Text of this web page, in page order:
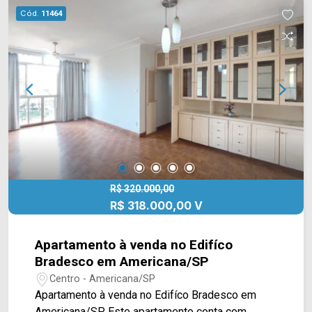
momentos de lazer e convivência. > 02 quartos,
sendo 01 suíte; > 02 banheiros, sendo 01 social;
> 01 vaga de garagem. *Aceita financiamento.
Localizado no bairro Balneário Salto Grande, este
condomínio está próximo à Av. Heitor Siqueira,
Av. José Cordenonsi e com fácil acesso à Rod.
Anhanguera, facilitando a mobilidade, inclusive
para a cidade de Nova Odessa. A região conta
com conveniências como aeroporto, a Padaria
Mombuca e a Pizzaria Di Madri, proporcionando
praticidade no dia a dia. Entre em contato com a
equipe da Arbix Imóveis e agende a sua visita!!
WhatsApp e Telefone: (19) 3475-4546 ARBIX
Cód. 11464
R$ 320.000,00
R$ 318.000,00 V
Apartamento à venda no Edifíco
Bradesco em Americana/SP
Centro - Americana/SP
Apartamento à venda no Edifíco Bradesco em